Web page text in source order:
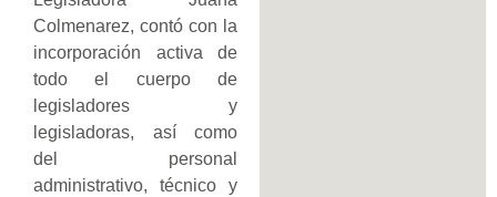
Colmenarez, contó con la
incorporación activa de
todo el cuerpo de
legisladores y
legisladoras, así como
del personal
administrativo, técnico y